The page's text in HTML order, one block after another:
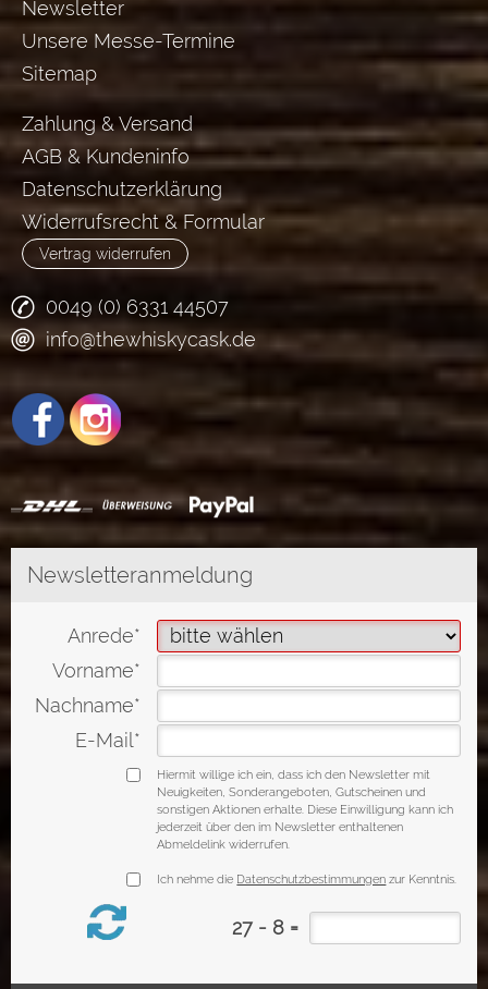
Newsletter
Unsere Messe-Termine
Sitemap
Zahlung & Versand
AGB & Kundeninfo
Datenschutzerklärung
Widerrufsrecht & Formular
Vertrag widerrufen
0049 (0) 6331 44507
info@thewhiskycask.de